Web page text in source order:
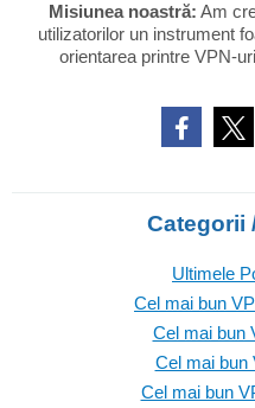
Misiunea noastră: Am
utilizatorilor un instrument
orientarea printre VPN-
Categorii
Ultimele
Cel mai bun
Cel mai bun
Cel mai bun
Cel mai bun